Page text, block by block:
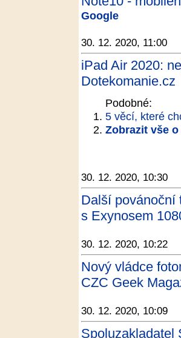
Google
30. 12. 2020, 11:00
iPad Air 2020:
Dotekomanie.cz
Podobné:
5 věcí, které
Zobrazit vše
30. 12. 2020, 10:30
Další povánoční
s Exynosem
30. 12. 2020, 10:22
Nový vládce
CZC Geek
30. 12. 2020, 10:09
Spoluzakladatel